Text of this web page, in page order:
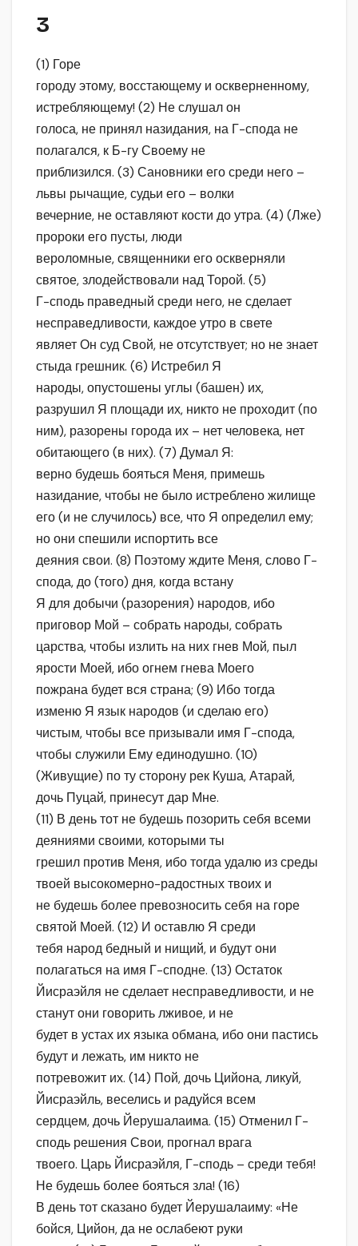
3
(1) Горе
городу этому, восстающему и оскверненному,
истребляющему! (2) Не слушал он
голоса, не принял назидания, на Г-спода не
полагался, к Б-гу Своему не
приблизился. (3) Сановники его среди него –
львы рычащие, судьи его – волки
вечерние, не оставляют кости до утра. (4) (Лже)
пророки его пусты, люди
вероломные, священники его оскверняли
святое, злодействовали над Торой. (5)
Г-сподь праведный среди него, не сделает
несправедливости, каждое утро в свете
являет Он суд Свой, не отсутствует; но не знает
стыда грешник. (6) Истребил Я
народы, опустошены углы (башен) их,
разрушил Я площади их, никто не проходит (по
ним), разорены города их – нет человека, нет
обитающего (в них). (7) Думал Я:
верно будешь бояться Меня, примешь
назидание, чтобы не было истреблено жилище
его (и не случилось) все, что Я определил ему;
но они спешили испортить все
деяния свои. (8) Поэтому ждите Меня, слово Г-
спода, до (того) дня, когда встану
Я для добычи (разорения) народов, ибо
приговор Мой – собрать народы, собрать
царства, чтобы излить на них гнев Мой, пыл
ярости Моей, ибо огнем гнева Моего
пожрана будет вся страна; (9) Ибо тогда
изменю Я язык народов (и сделаю его)
чистым, чтобы все призывали имя Г-спода,
чтобы служили Ему единодушно. (10)
(Живущие) по ту сторону рек Куша, Атарай,
дочь Пуцай, принесут дар Мне.
(11) В день тот не будешь позорить себя всеми
деяниями своими, которыми ты
грешил против Меня, ибо тогда удалю из среды
твоей высокомерно-радостных твоих и
не будешь более превозносить себя на горе
святой Моей. (12) И оставлю Я среди
тебя народ бедный и нищий, и будут они
полагаться на имя Г-сподне. (13) Остаток
Йисраэйля не сделает несправедливости, и не
станут они говорить лживое, и не
будет в устах их языка обмана, ибо они пастись
будут и лежать, им никто не
потревожит их. (14) Пой, дочь Цийона, ликуй,
Йисраэйль, веселись и радуйся всем
сердцем, дочь Йерушалаима. (15) Отменил Г-
сподь решения Свои, прогнал врага
твоего. Царь Йисраэйля, Г-сподь – среди тебя!
Не будешь более бояться зла! (16)
В день тот сказано будет Йерушалаиму: «Не
бойся, Цийон, да не ослабеют руки